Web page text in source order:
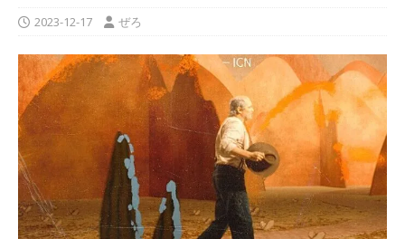
2023-12-17 ぜろ